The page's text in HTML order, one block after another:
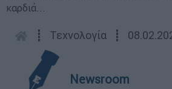
καρδιά...
┋ Τεχνολογία ┋
Newsroom